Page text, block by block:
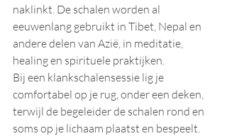
naklinkt. De schalen worden al
eeuwenlang gebruikt in Tibet, Nepal en
andere delen van Azië, in meditatie,
healing en spirituele praktijken.
Bij een klankschalensessie lig je
comfortabel op je rug, onder een deken,
terwijl de begeleider de schalen rond en
soms op je lichaam plaatst en bespeelt.